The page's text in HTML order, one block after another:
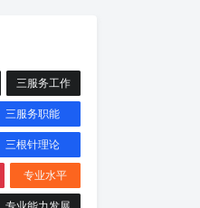
三服务工作
三服务职能
三根针理论
专业水平